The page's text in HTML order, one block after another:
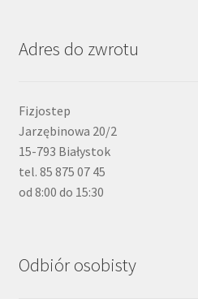
Adres do zwrotu
Fizjostep
Jarzębinowa 20/2
15-793 Białystok
tel. 85 875 07 45
od 8:00 do 15:30
Odbiór osobisty